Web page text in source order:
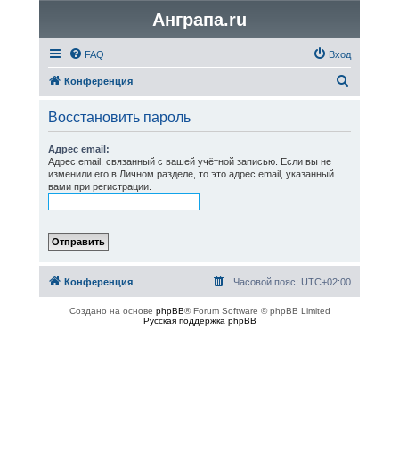
Анграпа.ru
FAQ Вход
Конференция
Восстановить пароль
Адрес email:
Адрес email, связанный с вашей учётной записью. Если вы не
изменили его в Личном разделе, то это адрес email, указанный
вами при регистрации.
Конференция Часовой пояс: UTC+02:00
Создано на основе phpBB® Forum Software © phpBB Limited
Русская поддержка phpBB